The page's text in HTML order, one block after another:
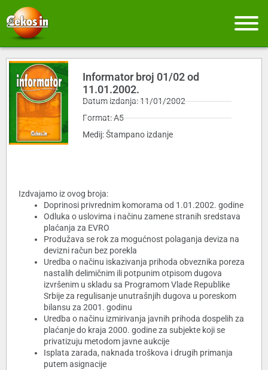
Informator broj 01/02 od
11.01.2002.
Datum izdanja: 11/01/2002
Format: A5
Medij: Štampano izdanje
Izdvajamo iz ovog broja:
Doprinosi privrednim komorama od 1.01.2002. godine
Odluka o uslovima i načinu zamene stranih sredstava
plaćanja za EVRO
Produžava se rok za mogućnost polaganja deviza na
devizni račun bez porekla
Uredba o načinu iskazivanja prihoda obveznika poreza
nastalih delimičnim ili potpunim otpisom dugova
izvršenim u skladu sa Programom Vlade Republike
Srbije za regulisanje unutrašnjih dugova u poreskom
bilansu za 2001. godinu
Uredba o načinu izmirivanja javnih prihoda dospelih za
plaćanje do kraja 2000. godine za subjekte koji se
privatizuju metodom javne aukcije
Isplata zarada, naknada troškova i drugih primanja
putem asignacije